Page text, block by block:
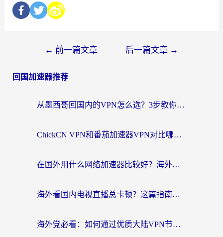
← 前一篇文章 后一篇文章 →
回国加速器推荐
从墨西哥回国内的VPN怎么选？3步教你无缝刷剧、玩国服游戏
ChickCN VPN和番茄加速器VPN对比哪个回国效果更好？海外党亲测后的真实答案
在国外用什么网络加速器比较好？海外党亲测：从痛点到解决方案的全攻略
海外看国内电视直播总卡顿？这篇指南教你选对回国加速器，无缝追剧不发愁
海外党必看：如何通过优质大陆VPN节点无缝访问国内资源？